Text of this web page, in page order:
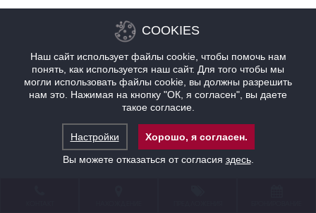
COOKIES
Наш сайт использует файлы cookie, чтобы помочь нам
понять, как используется наш сайт. Для того чтобы мы
могли использовать файлы cookie, вы должны разрешить
нам это. Нажимая на кнопку "ОК, я согласен", вы даете
такое согласие.
Настройки
Хорошо, я согласен.
Вы можете отказаться от согласия здесь.